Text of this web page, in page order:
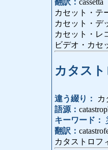
カセット・テ
カセット・デ
カセット・レ
ビデオ・カセ
カタス
違う綴り：
カ
語源：
キーワード：
翻訳：
カタストロフ